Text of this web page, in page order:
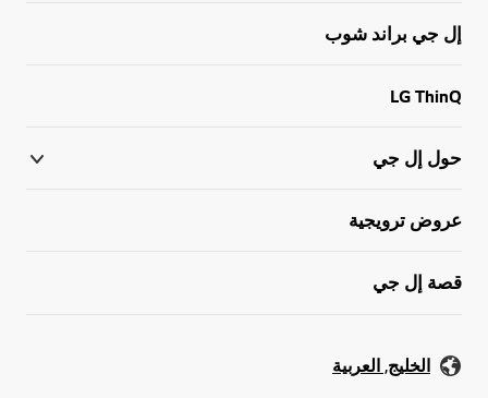
إل جي براند شوب
LG ThinQ
حول إل جي
عروض ترويجية
قصة إل جي
الخليج, العربية